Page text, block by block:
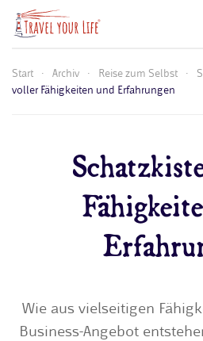
Start Archiv Reise zum Selbst
voller Fähigkeiten und Erfahrungen
Wie aus vielseitigen
Business-Angebot